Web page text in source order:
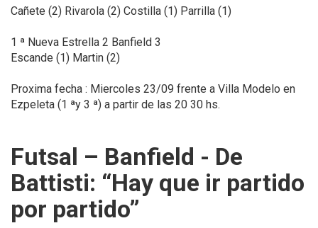
Cañete (2) Rivarola (2) Costilla (1) Parrilla (1)
1 ª Nueva Estrella 2 Banfield 3
Escande (1) Martin (2)
Proxima fecha : Miercoles 23/09 frente a Villa Modelo en
Ezpeleta (1 ªy 3 ª) a partir de las 20 30 hs.
Futsal – Banfield - De
Battisti: “Hay que ir partido
por partido”